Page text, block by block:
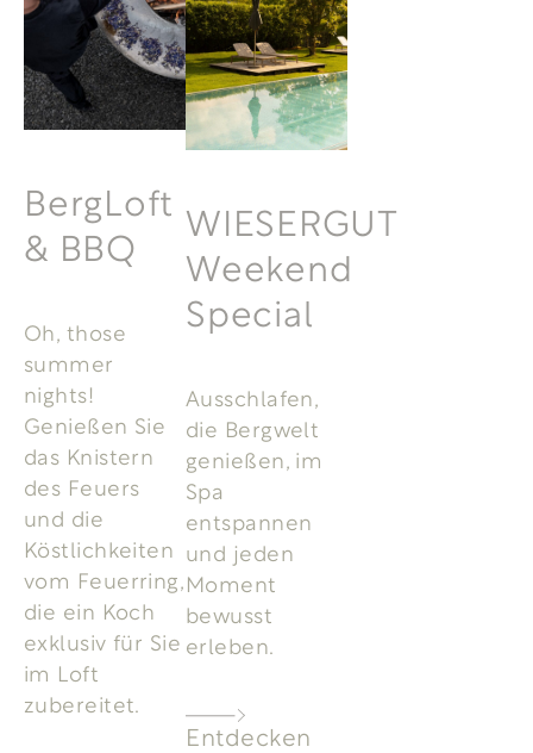
BergLoft
& BBQ
Oh, those
summer
nights!
Genießen Sie
das Knistern
des Feuers
und die
Köstlichkeiten
vom Feuerring,
die ein Koch
exklusiv für Sie
im Loft
zubereitet.
WIESERGUT
Weekend
Special
Ausschlafen,
die Bergwelt
genießen, im
Spa
entspannen
und jeden
Moment
bewusst
erleben.
Entdecken